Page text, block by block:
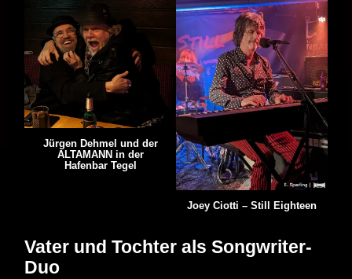
Jürgen Dehmel und der
ALTAMANN in der
Hafenbar Tegel
Joey Ciotti – Still Eighteen
Vater und Tochter als Songwriter-
Duo